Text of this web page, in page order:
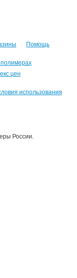
Помощь
цен
использования
России.